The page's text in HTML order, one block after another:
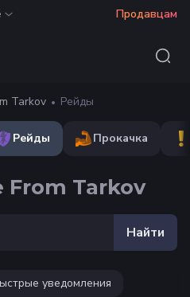
Продавцам
Tarkov Рейды
Рейды Прокачка
From Tarkov
Найти
уведомления